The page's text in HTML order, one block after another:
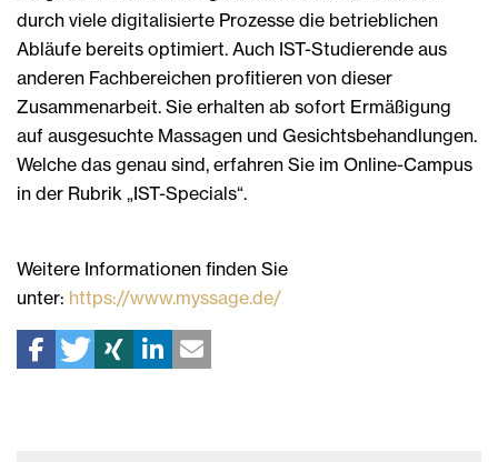
durch viele digitalisierte Prozesse die betrieblichen
Abläufe bereits optimiert. Auch IST-Studierende aus
anderen Fachbereichen profitieren von dieser
Zusammenarbeit. Sie erhalten ab sofort Ermäßigung
auf ausgesuchte Massagen und Gesichtsbehandlungen.
Welche das genau sind, erfahren Sie im Online-Campus
in der Rubrik „IST-Specials“.
Weitere Informationen finden Sie
unter: https://www.myssage.de/